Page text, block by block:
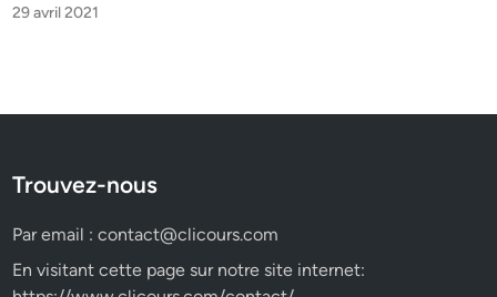
29 avril 2021
Trouvez-nous
Par email :contact@clicours.com
En visitant cette page sur notre site internet: